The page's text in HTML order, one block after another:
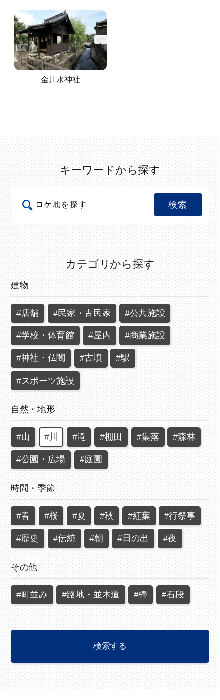
金川水神社
キーワードから探す
カテゴリから探す
建物
#店舗 #民家・古民家 #公共施設
#学校・体育館 #屋内 #商業施設
#神社・仏閣 #古墳 #駅
#スポーツ施設
自然・地形
#山 #川 #滝 #棚田 #集落 #森林
#公園・広場 #庭園
時間・季節
#春 #桜 #夏 #秋 #紅葉 #行祭事
#歴史 #伝統 #朝 #日の出 #夜
その他
#町並み #路地・並木道 #橋 #石段
#スポーツ施設